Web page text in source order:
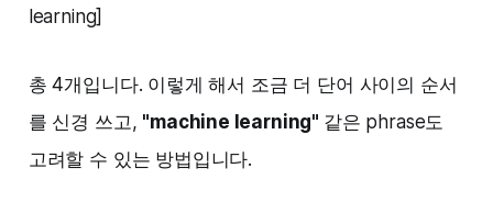
learning]
총 4개입니다. 이렇게 해서 조금 더 단어 사이의 순서
를 신경 쓰고, "machine learning" 같은 phrase도
고려할 수 있는 방법입니다. ‌‌